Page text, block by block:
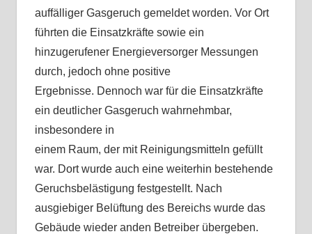
auffälliger Gasgeruch gemeldet worden. Vor Ort
führten die Einsatzkräfte sowie ein
hinzugerufener Energieversorger Messungen
durch, jedoch ohne positive
Ergebnisse. Dennoch war für die Einsatzkräfte
ein deutlicher Gasgeruch wahrnehmbar,
insbesondere in
einem Raum, der mit Reinigungsmitteln gefüllt
war. Dort wurde auch eine weiterhin bestehende
Geruchsbelästigung festgestellt. Nach
ausgiebiger Belüftung des Bereichs wurde das
Gebäude wieder anden Betreiber übergeben.